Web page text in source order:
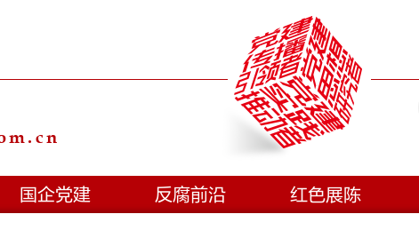
国企党建 反腐前沿 红色展陈